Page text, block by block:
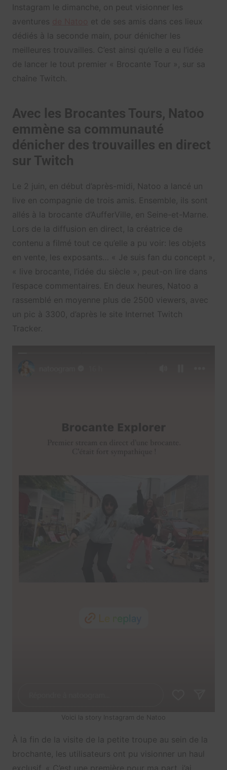
Instagram le dimanche, on peut visionner les
aventures
et de ses amis dans ces lieux
dédiés à la seconde main, pour dénicher les
meilleures trouvailles. C’est ainsi qu’elle a eu l’idée
de lancer le tout premier « Brocante Tour », sur sa
chaîne Twitch.
Avec les Brocantes Tours, Natoo
emmène sa communauté
dénicher des trouvailles en direct
sur Twitch
Le 2 juin, en début d’après-midi, Natoo a lancé un
live en compagnie de trois amis. Ensemble, ils sont
allés à la brocante d’AufferVille, en Seine-et-Marne.
Lors de la diffusion en direct, la créatrice de
contenu a filmé tout ce qu’elle a pu voir: les objets
en vente, les exposants… « Je suis fan du concept »,
« live brocante, l’idée du siècle », peut-on lire dans
l’espace commentaires. En deux heures, Natoo a
rassemblé en moyenne plus de 2500 viewers, avec
un pic à 3300, d’après le site Internet Twitch
Tracker.
Voici la story Instagram de Natoo
À la fin de la visite de la petite troupe au sein de la
brochante, les utilisateurs ont pu visionner un haul
exclusif. « C’est une première pour ma part, j’ai